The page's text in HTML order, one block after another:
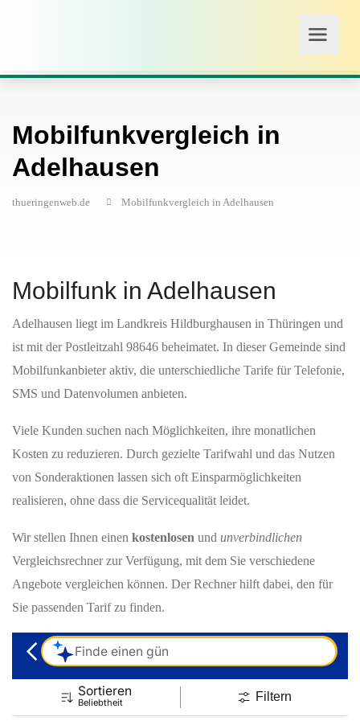
Mobilfunkvergleich in
Adelhausen
thueringenweb.de Mobilfunkvergleich in Adelhausen
Mobilfunk in Adelhausen
Adelhausen liegt im Landkreis Hildburghausen in Thüringen und
ist mit der Postleitzahl 98646 beheimatet. In dieser Gemeinde sind
Mobilfunkanbieter aktiv, die unterschiedliche Tarife für Telefonie,
SMS und Datenvolumen anbieten.
Viele Kunden suchen nach Möglichkeiten, ihre monatlichen
Kosten zu reduzieren. Durch gezielte Tarifwahl und das Nutzen
von Sonderaktionen lassen sich oft Einsparmöglichkeiten
realisieren, ohne dass die Servicequalität leidet.
Wir stellen Ihnen einen kostenlosen und unverbindlichen
Vergleichsrechner zur Verfügung, mit dem Sie verschiedene
Angebote vergleichen können. Der Rechner hilft dabei, den für
Sie passenden Tarif zu finden.